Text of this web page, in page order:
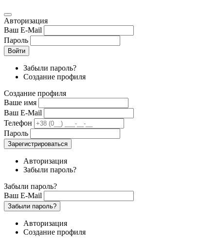
Авторизация
Ваш E-Mail
Пароль
Войти
Забыли пароль?
Создание профиля
Создание профиля
Ваше имя
Ваш E-Mail
Телефон
Пароль
Зарегистрироваться
Авторизация
Забыли пароль?
Забыли пароль?
Ваш E-Mail
Забыли пароль?
Авторизация
Создание профиля